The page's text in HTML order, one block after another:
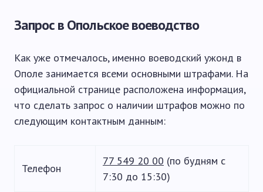
Запрос в Опольское воеводство
Как уже отмечалось, именно воеводский ужонд в
Ополе занимается всеми основными штрафами. На
официальной странице расположена информация,
что сделать запрос о наличии штрафов можно по
следующим контактным данным:
Телефон
77 549 20 00 (по будням с
7:30 до 15:30)